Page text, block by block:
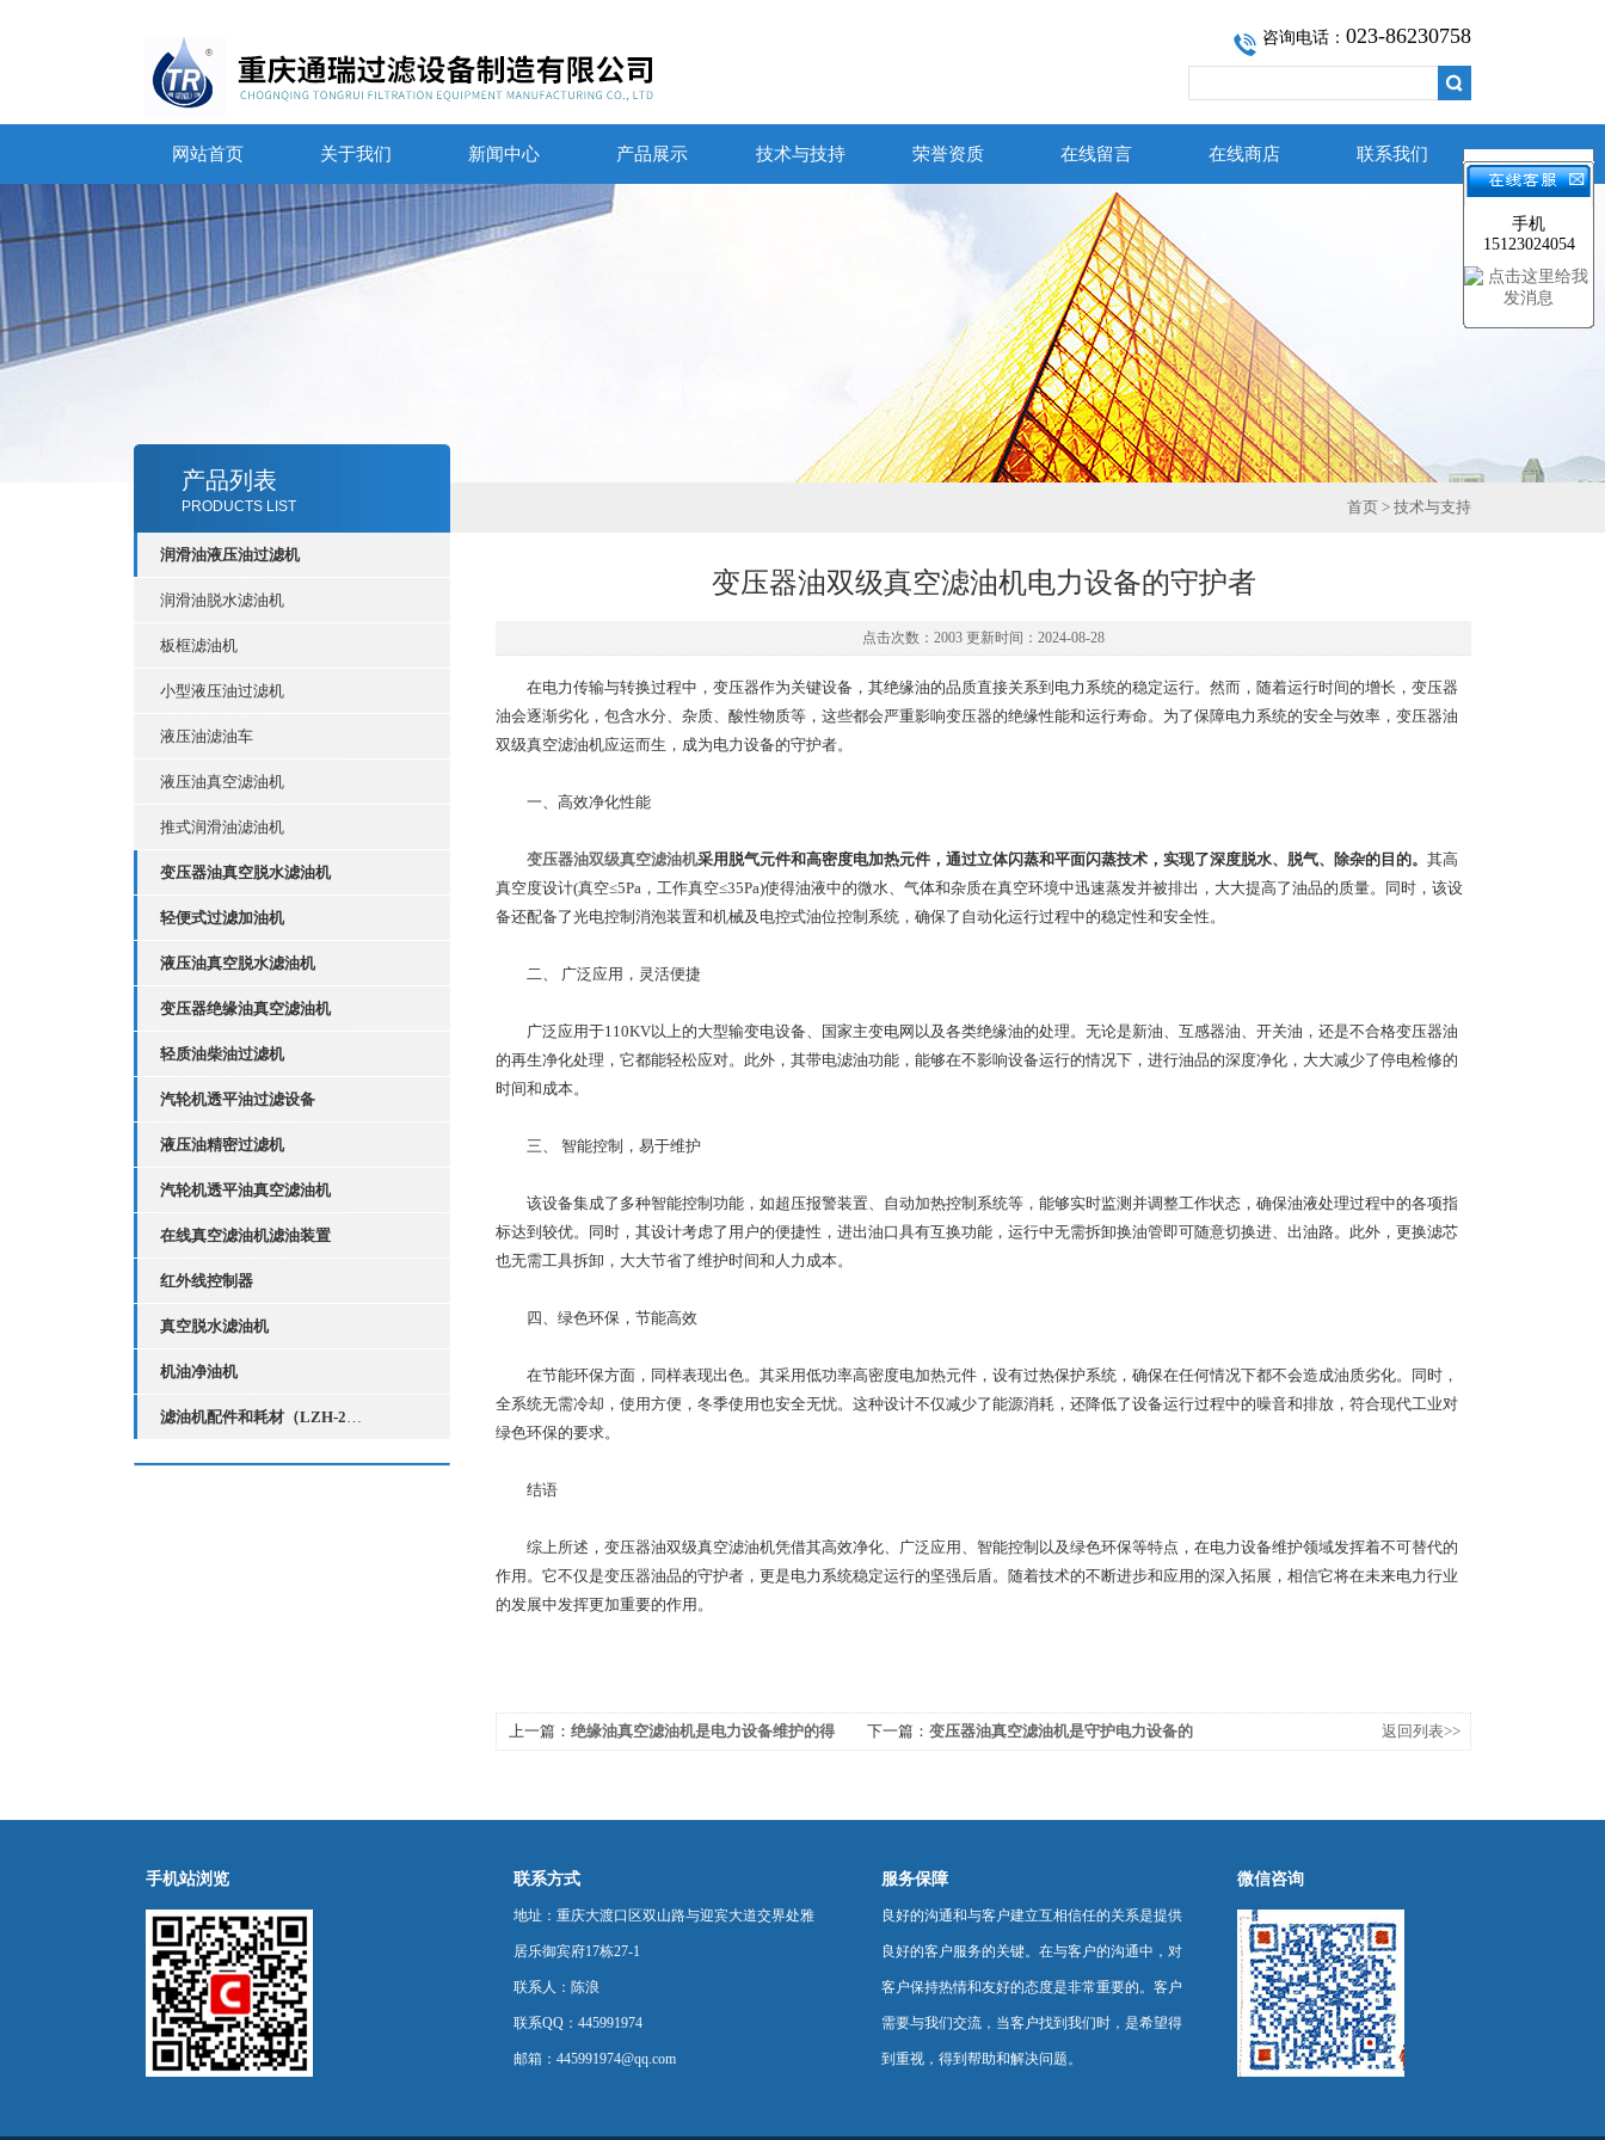
咨询电话： 023-86230758
网站首页 关于我们 新闻中心 产品展示 技术与技持 荣誉资质 在线留言 在线商店 联系我们
产品列表
PRODUCTS LIST
润滑油液压油过滤机
润滑油脱水滤油机
板框滤油机
小型液压油过滤机
液压油滤油车
液压油真空滤油机
推式润滑油滤油机
变压器油真空脱水滤油机
轻便式过滤加油机
液压油真空脱水滤油机
变压器绝缘油真空滤油机
轻质油柴油过滤机
汽轮机透平油过滤设备
液压油精密过滤机
汽轮机透平油真空滤油机
在线真空滤油机滤油装置
红外线控制器
真空脱水滤油机
机油净油机
滤油机配件和耗材（LZH-2红外线液位控制器）
首页 > 技术与支持
变压器油双级真空滤油机电力设备的守护者
点击次数：2003 更新时间：2024-08-28
在电力传输与转换过程中，变压器作为关键设备，其绝缘油的品质直接关系到电力系统的稳定运行。然而，随着运行时间的增长，变压器
油会逐渐劣化，包含水分、杂质、酸性物质等，这些都会严重影响变压器的绝缘性能和运行寿命。为了保障电力系统的安全与效率，变压器油
双级真空滤油机应运而生，成为电力设备的守护者。
一、高效净化性能
变压器油双级真空滤油机采用脱气元件和高密度电加热元件，通过立体闪蒸和平面闪蒸技术，实现了深度脱水、脱气、除杂的目的。 其高
真空度设计(真空≤5Pa，工作真空≤35Pa)使得油液中的微水、气体和杂质在真空环境中迅速蒸发并被排出，大大提高了油品的质量。同时，该设
备还配备了光电控制消泡装置和机械及电控式油位控制系统，确保了自动化运行过程中的稳定性和安全性。
二、 广泛应用，灵活便捷
广泛应用于110KV以上的大型输变电设备、国家主变电网以及各类绝缘油的处理。无论是新油、互感器油、开关油，还是不合格变压器油
的再生净化处理，它都能轻松应对。此外，其带电滤油功能，能够在不影响设备运行的情况下，进行油品的深度净化，大大减少了停电检修的
时间和成本。
三、 智能控制，易于维护
该设备集成了多种智能控制功能，如超压报警装置、自动加热控制系统等，能够实时监测并调整工作状态，确保油液处理过程中的各项指
标达到较优。同时，其设计考虑了用户的便捷性，进出油口具有互换功能，运行中无需拆卸换油管即可随意切换进、出油路。此外，更换滤芯
也无需工具拆卸，大大节省了维护时间和人力成本。
四、绿色环保，节能高效
在节能环保方面，同样表现出色。其采用低功率高密度电加热元件，设有过热保护系统，确保在任何情况下都不会造成油质劣化。同时，
全系统无需冷却，使用方便，冬季使用也安全无忧。这种设计不仅减少了能源消耗，还降低了设备运行过程中的噪音和排放，符合现代工业对
绿色环保的要求。
结语
综上所述，变压器油双级真空滤油机凭借其高效净化、广泛应用、智能控制以及绿色环保等特点，在电力设备维护领域发挥着不可替代的
作用。它不仅是变压器油品的守护者，更是电力系统稳定运行的坚强后盾。随着技术的不断进步和应用的深入拓展，相信它将在未来电力行业
的发展中发挥更加重要的作用。
上一篇： 绝缘油真空滤油机是电力设备维护的得
下一篇： 变压器油真空滤油机是守护电力设备的
返回列表>>
手机站浏览 联系方式
地址：重庆大渡口区双山路与迎宾大道交界处雅
居乐御宾府17栋27-1
联系人：陈浪
联系QQ：445991974
邮箱：445991974@qq.com
服务保障
良好的沟通和与客户建立互相信任的关系是提供
良好的客户服务的关键。在与客户的沟通中，对
客户保持热情和友好的态度是非常重要的。客户
需要与我们交流，当客户找到我们时，是希望得
到重视，得到帮助和解决问题。
微信咨询
手机
15123024054